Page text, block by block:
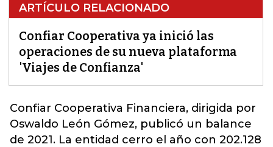
ARTÍCULO RELACIONADO
Confiar Cooperativa ya inició las
operaciones de su nueva plataforma
'Viajes de Confianza'
Confiar Cooperativa Financiera, dirigida por
Oswaldo León Gómez, publicó un balance
de 2021. La entidad cerro el año con 202.128